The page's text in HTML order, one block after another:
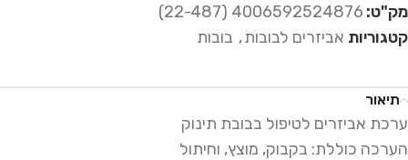
מק"ט: 4006592524876 (22-487)
קטגוריות אביזרים לבובות, בובות
תיאור
ערכת אביזרים לטיפול בבובת תינוק
הערכה כוללת: בקבוק, מוצץ, וחיתול